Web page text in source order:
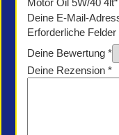
Motor Oil 5W/40 4lt“
Deine E-Mail-
Erforderliche
Deine Bewertung *
Deine Rezension *